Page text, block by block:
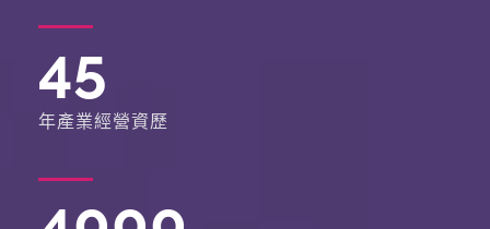
45
年產業經營資歷